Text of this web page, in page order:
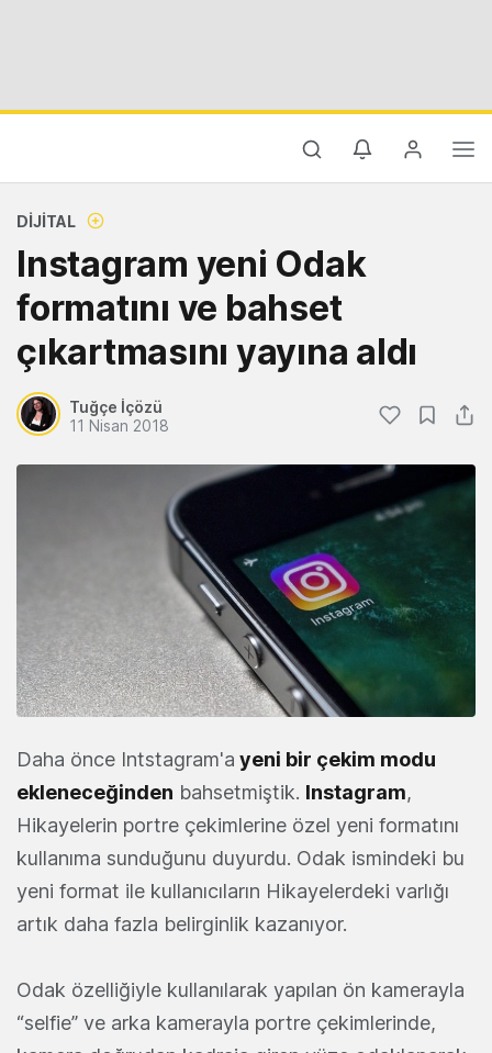
DIJITAL
Instagram yeni Odak
formatını ve bahset
çıkartmasını yayına aldı
Tuğçe İçözü
11 Nisan 2018
Daha önce Intstagram'a yeni bir çekim modu
ekleneceğinden bahsetmiştik. Instagram,
Hikayelerin portre çekimlerine özel yeni formatını
kullanıma sunduğunu duyurdu. Odak ismindeki bu
yeni format ile kullanıcıların Hikayelerdeki varlığı
artık daha fazla belirginlik kazanıyor.
Odak özelliğiyle kullanılarak yapılan ön kamerayla
“selfie” ve arka kamerayla portre çekimlerinde,